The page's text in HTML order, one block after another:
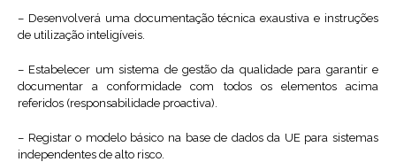
– Desenvolverá uma documentação técnica exaustiva e instruções
de utilização inteligíveis.
– Estabelecer um sistema de gestão da qualidade para garantir e
documentar a conformidade com todos os elementos acima
referidos (responsabilidade proactiva).
– Registar o modelo básico na base de dados da UE para sistemas
independentes de alto risco.